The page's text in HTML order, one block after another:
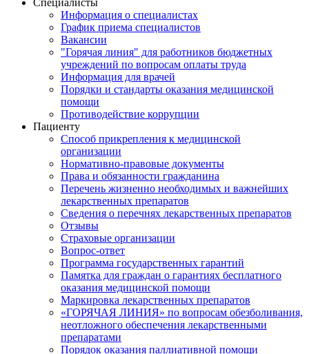
Информация о специалистах
График приема специалистов
Вакансии
"Горячая линия" для работников бюджетных
учреждений по вопросам оплаты труда
Информация для врачей
Порядки и стандарты оказания медицинской
помощи
Противодействие коррупции
Пациенту
Способ прикрепления к медицинской
организации
Нормативно-правовые документы
Права и обязанности гражданина
Перечень жизненно необходимых и важнейших
лекарственных препаратов
Сведения о перечнях лекарственных препаратов
Отзывы
Страховые организации
Вопрос-ответ
Программа государственных гарантий
Памятка для граждан о гарантиях бесплатного
оказания медицинской помощи
Маркировка лекарственных препаратов
«ГОРЯЧАЯ ЛИНИЯ» по вопросам обезболивания,
неотложного обеспечения лекарственными
препаратами
Порядок оказания паллиативной помощи